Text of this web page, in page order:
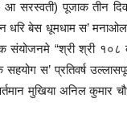
आ सरस्वती) पूजाक तीन
धरि बेस धूमधाम स’
“श्री श्री १०८
सहयोग स’ प्रतिवर्ष
मुखिया अनिल कुमार